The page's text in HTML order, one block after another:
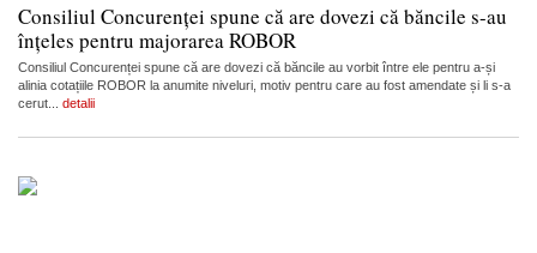
Consiliul Concurenței spune că are dovezi că băncile s-au
înțeles pentru majorarea ROBOR
Consiliul Concurenței spune că are dovezi că băncile au vorbit între ele pentru a-și
alinia cotațiile ROBOR la anumite niveluri, motiv pentru care au fost amendate și li s-a
cerut... detalii